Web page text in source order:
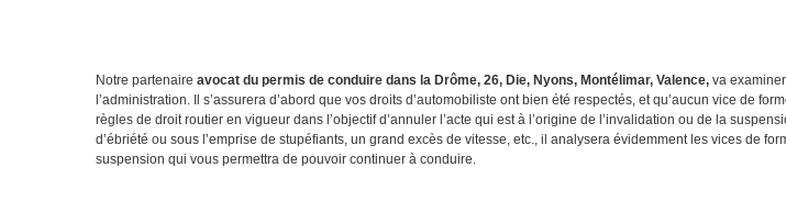
Notre partenaire avocat du permis de conduire dans la Drôme, 26, Die, Nyons, Montélimar, Valence, va
l’administration. Il s’assurera d’abord que vos droits d’automobiliste ont bien été respectés, et qu’aucun vice de
règles de droit routier en vigueur dans l’objectif d’annuler l’acte qui est à l’origine de l’invalidation ou de la
d’ébriété ou sous l’emprise de stupéfiants, un grand excès de vitesse, etc., il analysera évidemment les vices de
suspension qui vous permettra de pouvoir continuer à conduire.